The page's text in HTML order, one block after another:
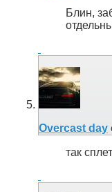
Блин,
Overcast day
так